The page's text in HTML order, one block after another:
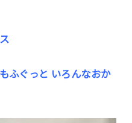
ふぐっと いろんなおか